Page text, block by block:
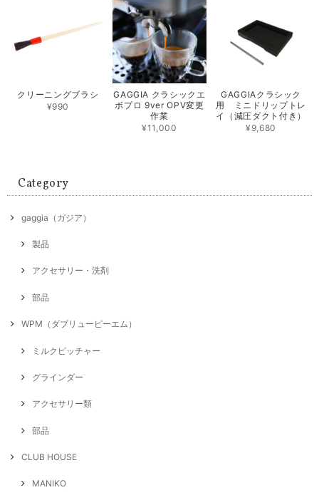
クリーニングブラシ
¥990
GAGGIA クラシックエ
ボプロ 9ver OPV変更
作業
¥11,000
GAGGIAクラシック
用 ミニドリップトレ
イ（減圧ダクト付き）
¥9,680
Category
gaggia（ガジア）
製品
アクセサリー・洗剤
部品
WPM（ダブリューピーエム）
ミルクピッチャー
グラインダー
アクセサリー類
部品
CLUB HOUSE
MANIKO